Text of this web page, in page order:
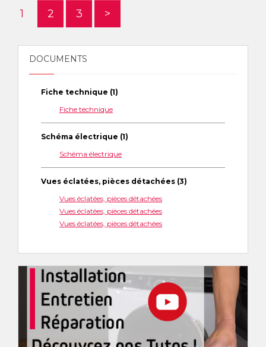
1 2 3 >
DOCUMENTS
Fiche technique (1)
Fiche technique
Schéma électrique (1)
Schéma électrique
Vues éclatées, pièces détachées (3)
Vues éclatées, pièces détachées
Vues éclatées, pièces détachées
Vues éclatées, pièces détachées